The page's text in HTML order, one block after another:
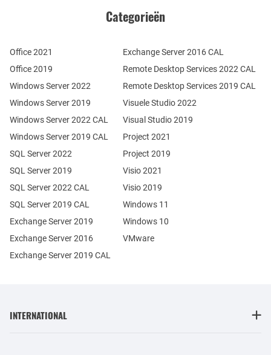
Categorieën
Office 2021
Office 2019
Windows Server 2022
Windows Server 2019
Exchange Server 2019
Exchange Server 2016
SQL Server 2022
SQL Server 2019
Windows Server 2022 CAL
Windows Server 2019 CAL
SQL Server 2022 CAL
SQL Server 2019 CAL
Remote Desktop Services 2022 CAL
Remote Desktop Services 2019 CAL
Exchange Server 2019 CAL
Exchange Server 2016 CAL
Visuele Studio 2022
Visual Studio 2019
Project 2021
Project 2019
Visio 2021
Visio 2019
Windows 11
Windows 10
VMware
INTERNATIONAL